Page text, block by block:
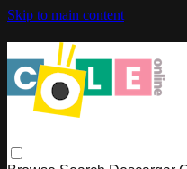
Skip to main content